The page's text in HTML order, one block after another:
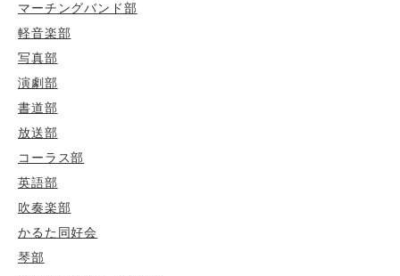
マーチングバンド部
軽音楽部
写真部
演劇部
書道部
放送部
コーラス部
英語部
吹奏楽部
かるた同好会
琴部